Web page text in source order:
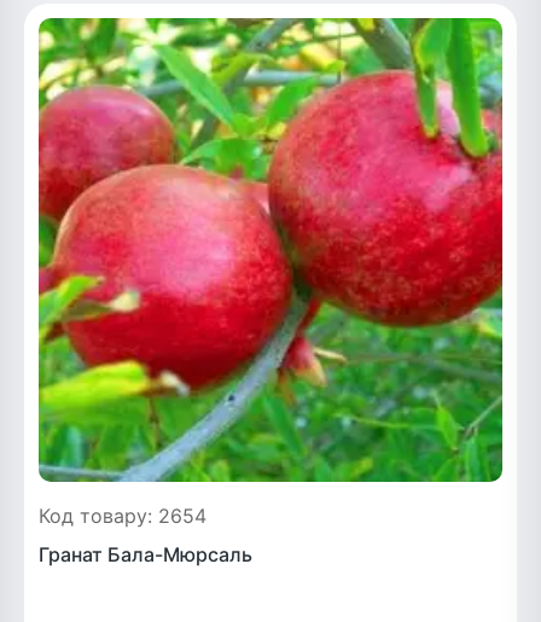
Код товару: 2654
Гранат Бала-Мюрсаль